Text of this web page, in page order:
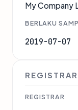
My Company
BERLAKU
2019-07-07
REGISTRAR
REGISTRAR